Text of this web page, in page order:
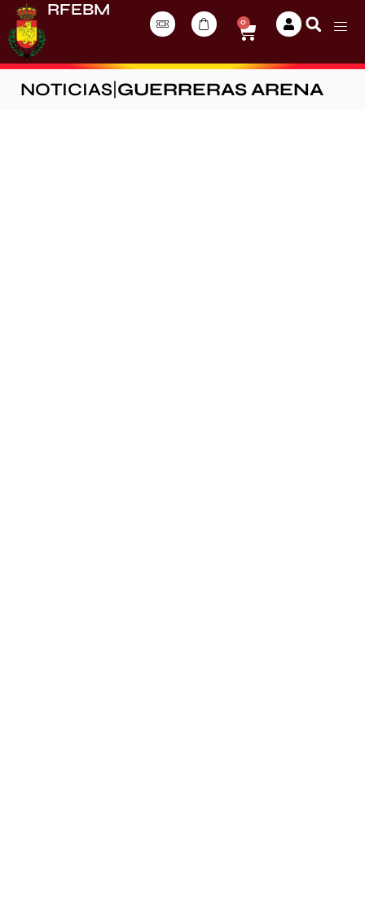
RFEBM
0
NOTICIAS GUERRERAS ARENA